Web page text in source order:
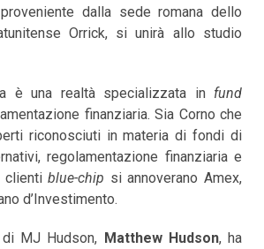
dalla sede romana dello
Orrick, si unirà allo studio
è una realtà specializzata in fund
finanziaria. Sia Corno che
riconosciuti in materia di fondi di
regolamentazione finanziaria e
clientiblue-chip si annoverano Amex,
d’Investimento.
MJ Hudson, Matthew Hudson, ha